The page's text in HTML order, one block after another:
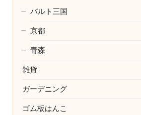
バルト三国
京都
青森
雑貨
ガーデニング
ゴム板はんこ